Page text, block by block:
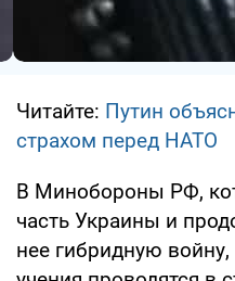
Читайте: Путин
страхом перед НАТО
В Минобороны РФ,
часть Украины и
нее гибридную войну,